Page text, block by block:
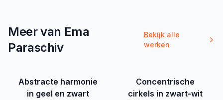
Meer van Ema
Paraschiv
Bekijk alle
werken
Abstracte harmonie
in geel en zwart
Concentrische
cirkels in zwart-wit